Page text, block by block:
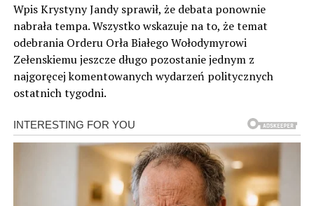
Wpis Krystyny Jandy sprawił, że debata ponownie
nabrała tempa. Wszystko wskazuje na to, że temat
odebrania Orderu Orła Białego Wołodymyrowi
Zełenskiemu jeszcze długo pozostanie jednym z
najgoręcej komentowanych wydarzeń politycznych
ostatnich tygodni.